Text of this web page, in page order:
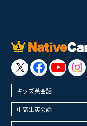
キッズ英会話
中高生英会話